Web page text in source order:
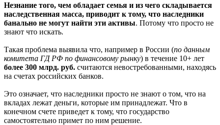
Незнание того, чем обладает семья и из чего складывается
наследственная масса, приводит к тому, что наследники
банально не могут найти эти активы. Потому что просто не
знают что искать.
Такая проблема выявила что, например в России (по данным
комитета ГД РФ по финансовому рынку) в течение 10+ лет
более 300 млрд. руб. считаются невостребованными, находясь
на счетах российских банков.
Это означает, что наследники просто не знают о том, что на
вкладах лежат деньги, которые им принадлежат. Что в
конечном счете приведет к тому, что государство
самостоятельно примет по ним решение.